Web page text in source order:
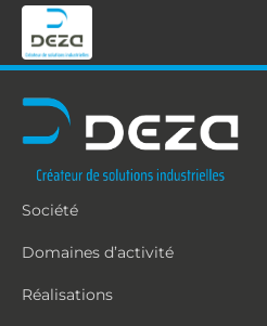
Société
Domaines d’activité
Réalisations